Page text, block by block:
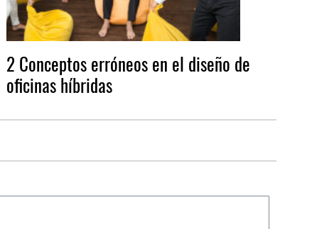
2 Conceptos erróneos en el diseño de
oficinas híbridas